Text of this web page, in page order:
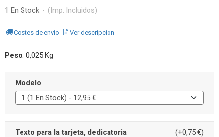
1 En Stock - (Imp. Incluidos)
Costes de envío Ver descripción
Peso: 0,025 Kg
Modelo
Texto para la tarjeta, dedicatoria (+0,75 €)